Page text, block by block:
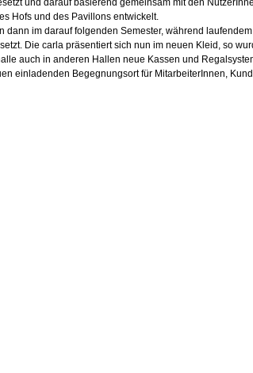
und darauf basierend gemeinsam mit den
Hofs und des Pavillons entwickelt.
im darauf folgenden Semester, während
Die carla präsentiert sich nun im neuen Kleid, so
auch in anderen Hallen neue Kassen und
einladenden Begegnungsort für MitarbeiterInnen,